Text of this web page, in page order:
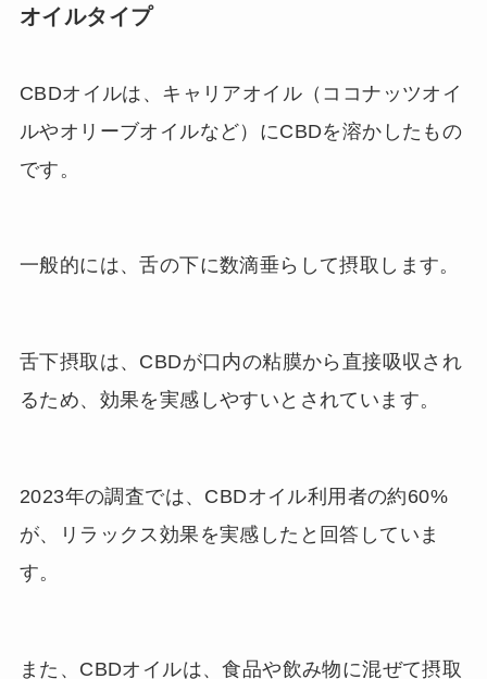
オイルタイプ
CBDオイルは、キャリアオイル（ココナッツオイ
ルやオリーブオイルなど）にCBDを溶かしたもの
です。
一般的には、舌の下に数滴垂らして摂取します。
舌下摂取は、CBDが口内の粘膜から直接吸収され
るため、効果を実感しやすいとされています。
2023年の調査では、CBDオイル利用者の約60%
が、リラックス効果を実感したと回答していま
す。
また、CBDオイルは、食品や飲み物に混ぜて摂取